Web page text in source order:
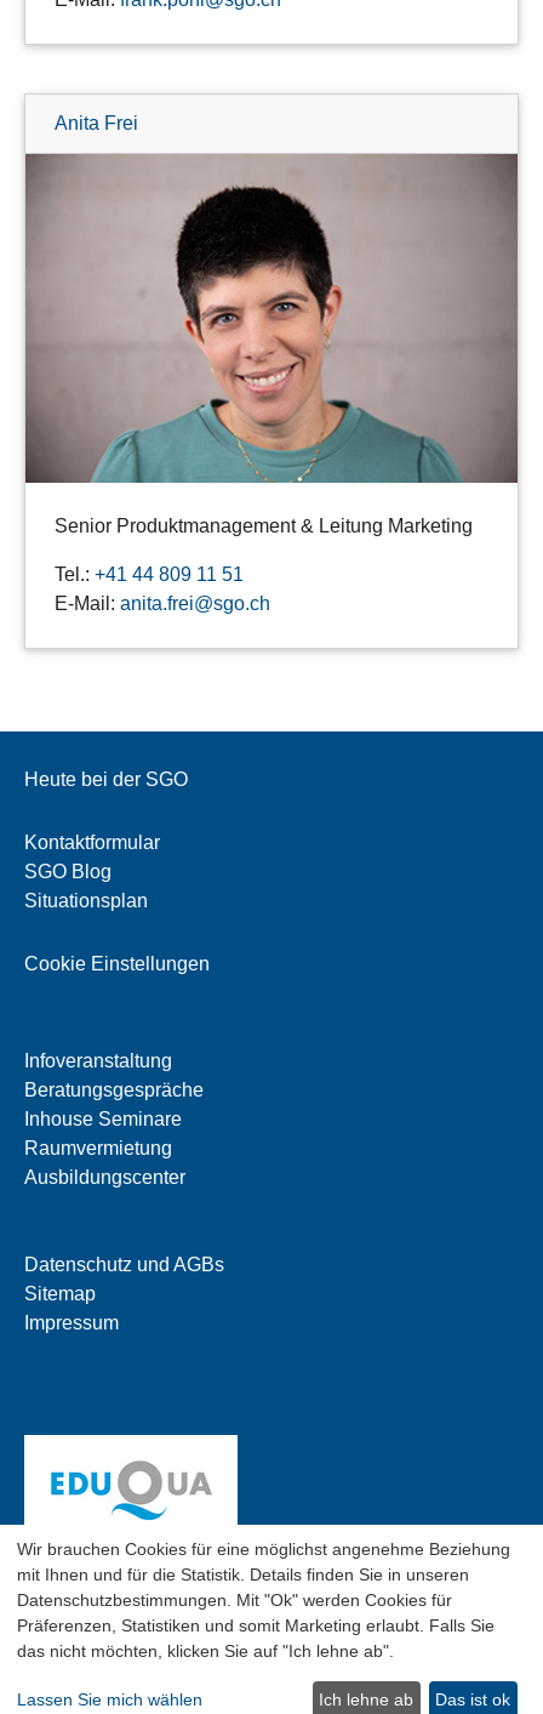
Anita Frei
Senior Produktmanagement & Leitung Marketing
Tel.: +41 44 809 11 51
E-Mail: anita.frei@sgo.ch
Heute bei der SGO
Kontaktformular
SGO Blog
Situationsplan
Cookie Einstellungen
Infoveranstaltung
Beratungsgespräche
Inhouse Seminare
Raumvermietung
Ausbildungscenter
Datenschutz und AGBs
Sitemap
Impressum
© 2026 SGO Business School, Flughofstr. 50, CH-8152
Glattbrugg, Tel. 044 809 11 44,
info[at]sgo.ch
Wir brauchen Cookies für eine möglichst angenehme Beziehung
mit Ihnen und für die Statistik. Details finden Sie in unseren
Datenschutzbestimmungen. Mit "Ok" werden Cookies für
Präferenzen, Statistiken und somit Marketing erlaubt. Falls Sie
das nicht möchten, klicken Sie auf "Ich lehne ab".
Lassen Sie mich wählen Ich lehne ab Das ist ok